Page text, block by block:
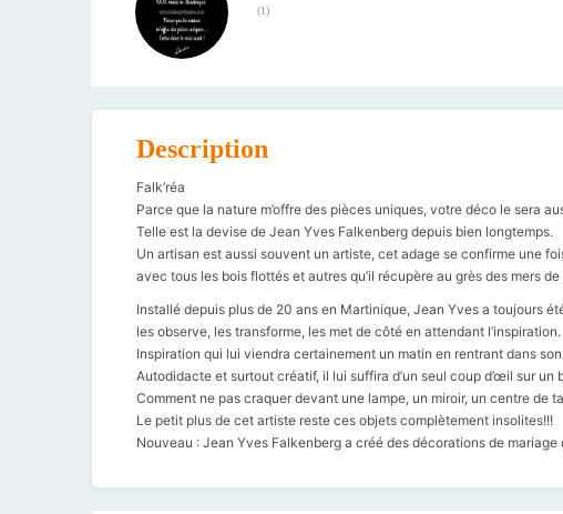
(1)
Description
Falk’réa
Parce que la nature m’offre des pièces uniques, votre déco le sera
Telle est la devise de Jean Yves Falkenberg depuis bien longtemps.
Un artisan est aussi souvent un artiste, cet adage se confirme une
avec tous les bois flottés et autres qu’il récupère au grès des mers de
Installé depuis plus de 20 ans en Martinique, Jean Yves a toujours
les observe, les transforme, les met de côté en attendant l’inspiration.
Inspiration qui lui viendra certainement un matin en rentrant dans
Autodidacte et surtout créatif, il lui suffira d’un seul coup d’œil sur
Comment ne pas craquer devant une lampe, un miroir, un centre de
Le petit plus de cet artiste reste ces objets complètement insolites!!!
Nouveau : Jean Yves Falkenberg a créé des décorations de mariage